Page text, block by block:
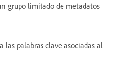
grupo limitado de metadatos
las palabras clave asociadas al